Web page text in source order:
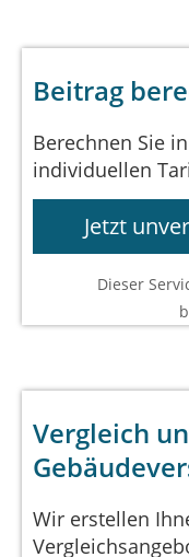
Beitrag
Berechnen Sie
individuellen
Jetzt
Dieser
Vergleich
Wir erstellen